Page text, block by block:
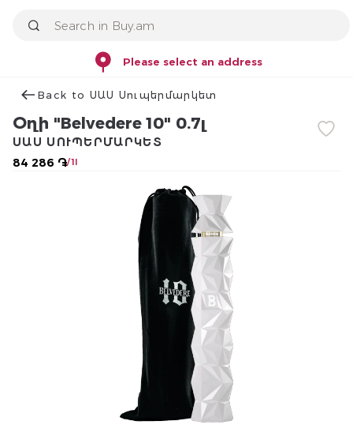
Please select an address
Back to ՍԱՍ Սուպերմարկետ
Օղի "Belvedere 10" 0.7լ
84 286 ֏/ 1l
ՍԱՍ ՍՈՒՊԵՐՄԱՐԿԵՏ